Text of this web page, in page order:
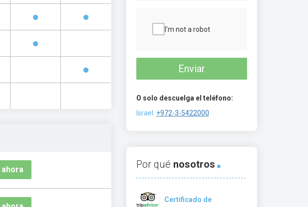
I'm not a robot
Enviar
O solo descuelga el teléfono:
Israel: +972-3-5422000
Por qué nosotros
Certificado de